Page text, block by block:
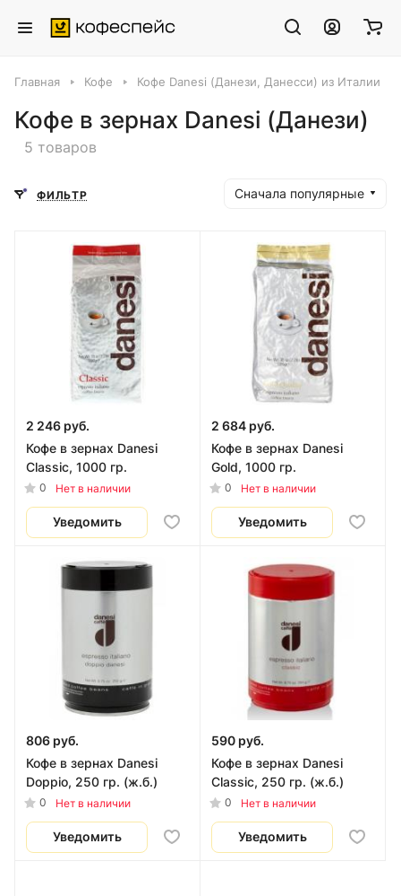
Главная Кофе Кофе Danesi (Данези, Данесси) из Италии
Кофе в зернах Danesi (Данези)
5 товаров
ФИЛЬТР Сначала популярные
2 246 руб.
Кофе в зернах Danesi
Classic, 1000 гр.
0 Нет в наличии
Уведомить
2 684 руб.
Кофе в зернах Danesi
Gold, 1000 гр.
0 Нет в наличии
Уведомить
806 руб.
Кофе в зернах Danesi
Doppio, 250 гр. (ж.б.)
0 Нет в наличии
Уведомить
590 руб.
Кофе в зернах Danesi
Classic, 250 гр. (ж.б.)
0 Нет в наличии
Уведомить